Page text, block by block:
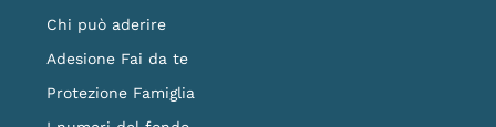
Chi può aderire
Adesione Fai da te
Protezione Famiglia